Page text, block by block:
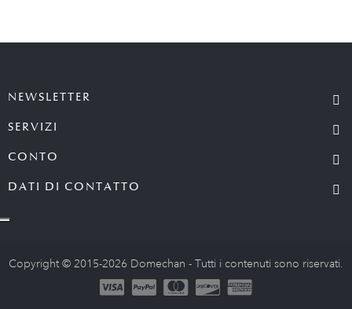
NEWSLETTER
SERVIZI
CONTO
DATI DI CONTATTO
Copyright © 2015-2026 Domechan - Tutti i contenuti sono riservati.